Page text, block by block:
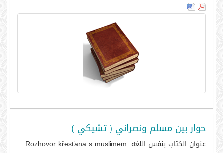
حوار بين مسلم ونصراني ( تشيكي )
عنوان الكتاب بنفس اللغه: